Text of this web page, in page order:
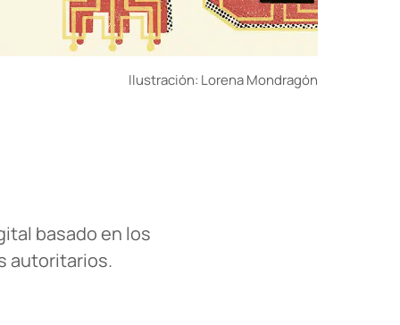
Ilustración: Lorena Mondragón
basado en los
autoritarios.